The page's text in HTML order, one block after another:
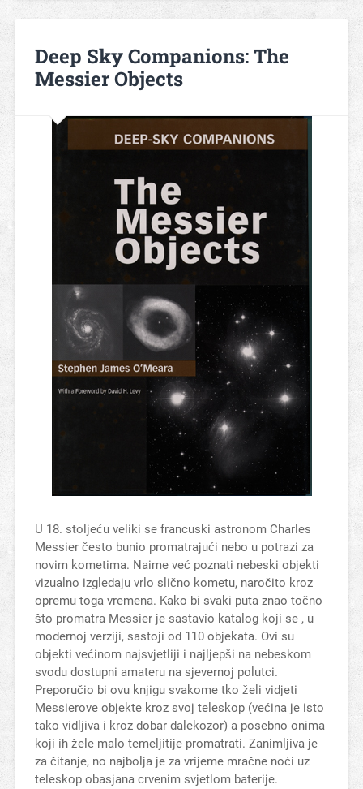
Deep Sky Companions: The
Messier Objects
U 18. stoljeću veliki se francuski astronom Charles
Messier često bunio promatrajući nebo u potrazi za
novim kometima. Naime već poznati nebeski objekti
vizualno izgledaju vrlo slično kometu, naročito kroz
opremu toga vremena. Kako bi svaki puta znao točno
što promatra Messier je sastavio katalog koji se , u
modernoj verziji, sastoji od 110 objekata. Ovi su
objekti većinom najsvjetliji i najljepši na nebeskom
svodu dostupni amateru na sjevernoj polutci.
Preporučio bi ovu knjigu svakome tko želi vidjeti
Messierove objekte kroz svoj teleskop (većina je isto
tako vidljiva i kroz dobar dalekozor) a posebno onima
koji ih žele malo temeljitije promatrati. Zanimljiva je
za čitanje, no najbolja je za vrijeme mračne noći uz
teleskop obasjana crvenim svjetlom baterije.